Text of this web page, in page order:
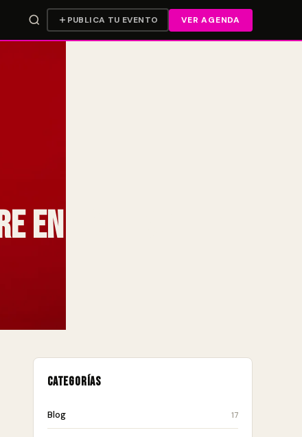
PUBLICA TU EVENTO VER AGENDA
‘Twinsoul’ y
Categorías
Blog 17